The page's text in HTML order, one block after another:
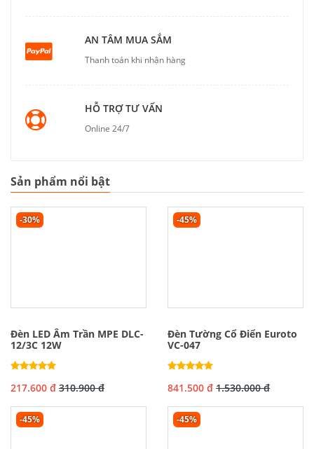
AN TÂM MUA SẮM
Thanh toán khi nhận hàng
HỖ TRỢ TƯ VẤN
Online 24/7
Sản phẩm nổi bật
-30%
Đèn LED Âm Trần MPE DLC-
12/3C 12W
217.600 đ 310.900 đ
-45%
Đèn Tường Cổ Điển Euroto
VC-047
841.500 đ 1.530.000 đ
-45% -45%